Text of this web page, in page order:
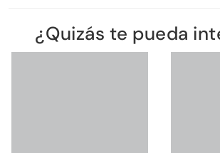
¿Quizás te pueda